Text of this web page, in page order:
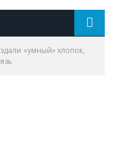
«умный» хлопок,